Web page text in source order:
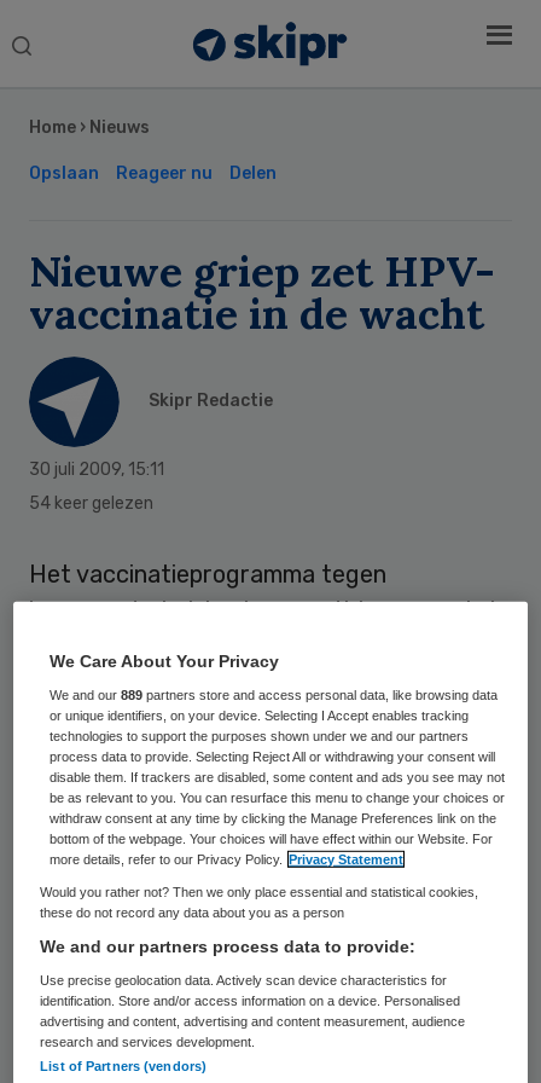
Search
Home › Nieuws
Opslaan Reageer nu Delen
Nieuwe griep zet HPV-
vaccinatie in de wacht
Skipr Redactie
30 juli 2009, 15:11
54 keer gelezen
Het vaccinatieprogramma tegen
baarmoederhalskanker wordt bevroren tot
ministerie van VWS na overleg met het RIVM
en GGD Nederland besloten. Als reden
noemt VWS de te verwachten belasting van
de GGD’en bij de bestrijding van de Nieuwe
Influenza A (H1N1).
Serie afmaken
baarmoederhalskanker heeft alleen
gevolgen voor de meisjes die nog niet met
het vaccinatieprogramma zijn gestart. Het
Sidebar
We Care About Your Privacy
We and our889 partners store and access personal data, like browsing data
or unique identifiers, on your device. Selecting I Accept enables tracking
technologies to support the purposes shown under we and our partners
process data to provide. Selecting Reject All or withdrawing your consent will
disable them. If trackers are disabled, some content and ads you see may not
be as relevant to you. You can resurface this menu to change your choices or
withdraw consent at any time by clicking the Manage Preferences link on the
bottom of the webpage. Your choices will have effect within our Website. For
more details, refer to our Privacy Policy.
Privacy Statement
Would you rather not? Then we only place essential and statistical cookies,
these do not record any data about you as a person
We and our partners process data to provide:
Use precise geolocation data. Actively scan device characteristics for
identification. Store and/or access information on a device. Personalised
advertising and content, advertising and content measurement, audience
research and services development.
List of Partners (vendors)